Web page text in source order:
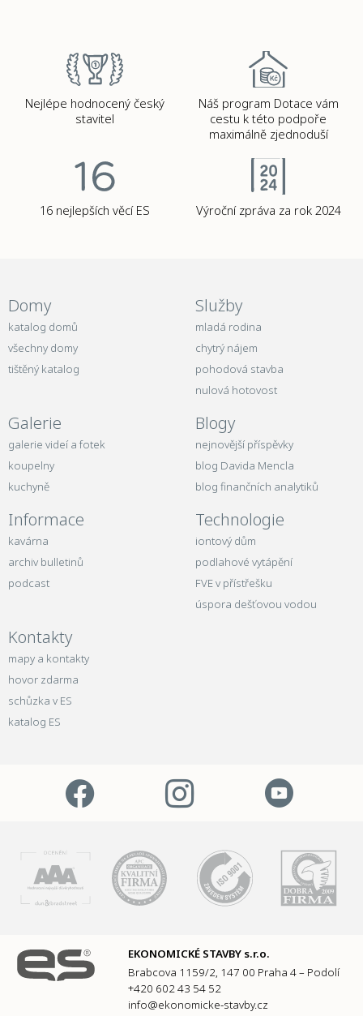
Nejlépe hodnocený český
stavitel
Náš program Dotace vám
cestu k této podpoře
maximálně zjednoduší
16 nejlepších věcí ES Výroční zpráva za rok 2024
Domy
katalog domů
všechny domy
tištěný katalog
Služby
mladá rodina
chytrý nájem
pohodová stavba
nulová hotovost
Galerie
galerie videí a fotek
koupelny
kuchyně
Blogy
nejnovější příspěvky
blog Davida Mencla
blog finančních analytiků
Informace
kavárna
archiv bulletinů
podcast
Technologie
iontový dům
podlahové vytápění
FVE v přístřešku
úspora dešťovou vodou
Kontakty
mapy a kontakty
hovor zdarma
schůzka v ES
katalog ES
EKONOMICKÉ STAVBY s.r.o.
Brabcova 1159/2, 147 00 Praha 4 – Podolí
+420 602 43 54 52
info@ekonomicke-stavby.cz